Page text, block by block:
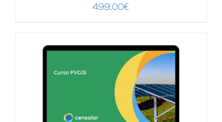
499,00€